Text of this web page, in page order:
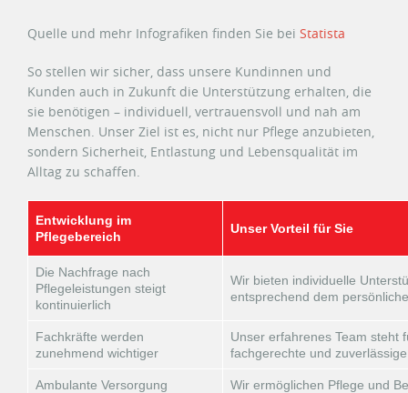
Quelle und mehr Infografiken finden Sie bei Statista
So stellen wir sicher, dass unsere Kundinnen und
Kunden auch in Zukunft die Unterstützung erhalten, die
sie benötigen – individuell, vertrauensvoll und nah am
Menschen. Unser Ziel ist es, nicht nur Pflege anzubieten,
sondern Sicherheit, Entlastung und Lebensqualität im
Alltag zu schaffen.
Entwicklung im
Pflegebereich
Unser Vorteil für Sie
Die Nachfrage nach
Pflegeleistungen steigt
kontinuierlich
Wir bieten individuelle
entsprechend dem
Fachkräfte werden
zunehmend wichtiger
Unser erfahrenes Team steht
fachgerechte und
Ambulante Versorgung
Wir ermöglichen Pflege und